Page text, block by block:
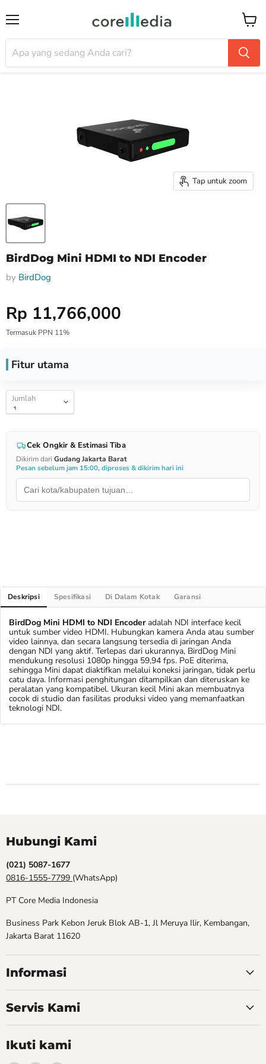
Tap untuk zoom
BirdDog Mini HDMI to NDI Encoder
by BirdDog
Harga Special
Rp 11,766,000
Termasuk PPN 11%
Fitur utama
Jumlah
Cek Ongkir & Estimasi Tiba
Dikirim dari Gudang Jakarta Barat
Pesan sebelum jam 15:00, diproses & dikirim hari ini
Deskripsi Spesifikasi Di Dalam Kotak Garansi
BirdDog Mini HDMI to NDI Encoderadalah NDI interface kecil
untuk sumber video HDMI. Hubungkan kamera Anda atau sumber
video lainnya, dan secara langsung tersedia di jaringan Anda
dengan NDI yang aktif. Terlepas dari ukurannya, BirdDog Mini
mendukung resolusi 1080p hingga 59,94 fps. PoE diterima,
sehingga Mini dapat diaktifkan melalui koneksi jaringan, tidak perlu
catu daya. Informasi penghitungan ditampilkan dan diteruskan ke
peralatan yang kompatibel. Ukuran kecil Mini akan membuatnya
cocok di studio dan fasilitas produksi video yang memanfaatkan
teknologi NDI.
Hubungi Kami
(021) 5087-1677
0816-1555-7799 (WhatsApp)
PT Core Media Indonesia
Business Park Kebon Jeruk Blok AB-1, Jl Meruya Ilir, Kembangan,
Jakarta Barat 11620
Informasi
Servis Kami
Ikuti kami